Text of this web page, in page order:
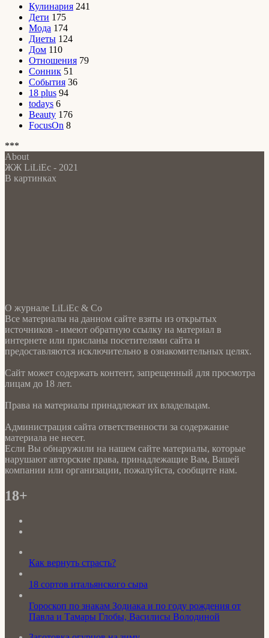
Кулинария 241
Дети 175
Мода 174
Диеты 124
Дом 110
Отношения 79
Сонник 51
События 36
18 plus 94
todays 6
Beauty 176
FocusOn 8
***
About
ЖЖ LiLiEc - 2021
В картинках
О журнале LiLiEc & Co
Все материалы на данном сайте взяты из открытых
источников - имеют обратную ссылку на материал в
интернете или присланы посетителями сайта и
предоставляются исключительно в ознакомительных целях.
Сайт может содержать контент, запрещенный для просмотра
лицам до 18 лет.
Права на материалы принадлежат их владельцам.
Администрация сайта ответственности за содержание
материала не несет.
Если Вы обнаружили на нашем сайте материалы, которые
нарушают авторские права, принадлежащие Вам, Вашей
компании или организации, пожалуйста, сообщите нам.
18+
Как вернуть страсть?
18 сортов итальянского сыра
Гороскоп по знакам Зодиака и по году рождения от
Павла и Тамары Глобы, Василисы Володиной